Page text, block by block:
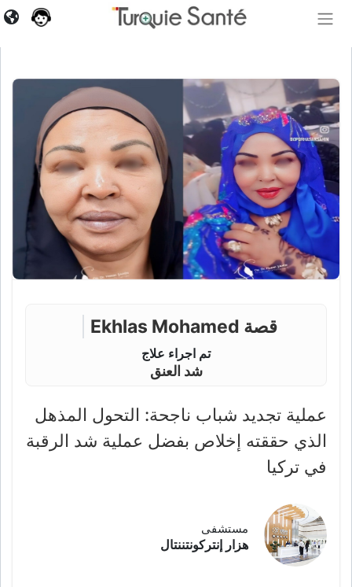
قصة Ekhlas Mohamed
تم اجراء علاج
شد العنق
عملية تجديد شباب ناجحة: التحول المذهل
الذي حققته إخلاص بفضل عملية شد الرقبة
في تركيا
مستشفى
هزار إنتركونتننتال